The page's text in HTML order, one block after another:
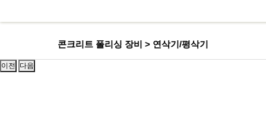
콘크리트 폴리싱 장비 > 연삭기/평삭기
이전 다음